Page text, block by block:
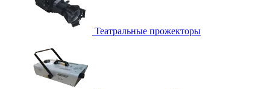
Театральные прожекторы